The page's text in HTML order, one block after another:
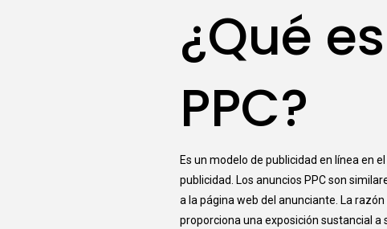
¿Qué
PPC?
Es un modelo de publicidad en línea en
publicidad. Los anuncios PPC son
a la página web del anunciante. La
proporciona una exposición sustancial a